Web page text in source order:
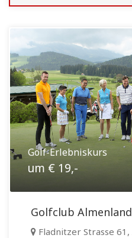
Golf-Erlebniskurs
um € 19,-
Golfclub Almenland
Fladnitzer Strasse 61,